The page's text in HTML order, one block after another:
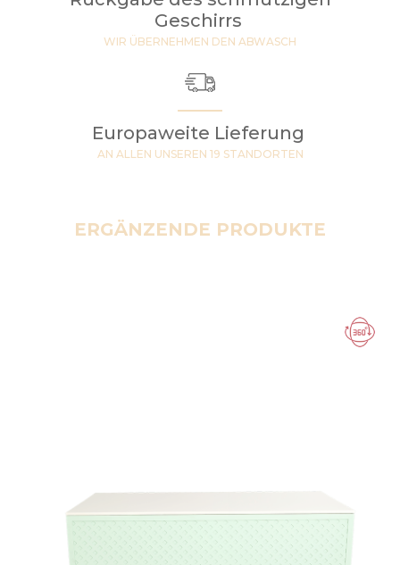
Geschirrs
WIR ÜBERNEHMEN DEN ABWASCH
Europaweite Lieferung
AN ALLEN UNSEREN 19 STANDORTEN
ERGÄNZENDE PRODUKTE